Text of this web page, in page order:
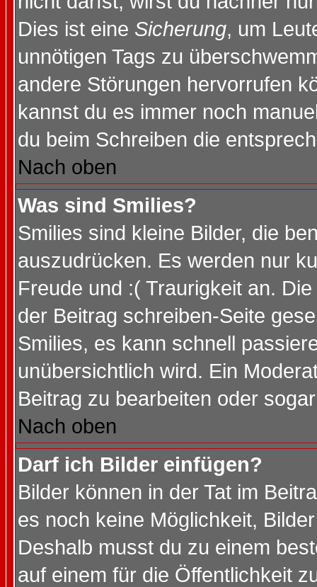
Dies ist eine Sicherung, um
unnötigen Tags zu
andere Störungen hervorrufen
kannst du es immer noch
du beim Schreiben die
Nach oben
Was sind Smilies?
Smilies sind kleine Bilder, die
auszudrücken. Es werden nur
Freude und :( Traurigkeit an.
der Beitrag schreiben-Seite
Smilies, es kann schnell
unübersichtlich wird. Ein
Beitrag zu bearbeiten oder
Nach oben
Darf ich Bilder einfügen?
Bilder können in der Tat im
es noch keine Möglichkeit,
Deshalb musst du zu einem
auf einem für die Öffentlichkeit